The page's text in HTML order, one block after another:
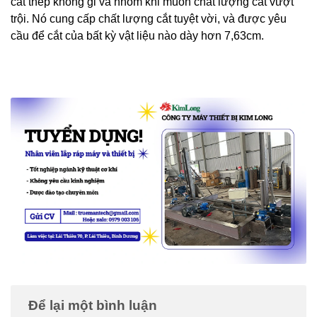
trội. Nó cung cấp chất lượng cắt tuyệt vời, và được yêu
cầu để cắt của bất kỳ vật liệu nào dày hơn 7,63cm.
Để lại một bình luận